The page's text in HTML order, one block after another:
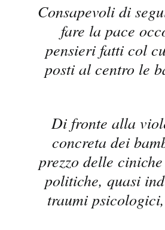
Consapevoli di
fare la pace
pensieri fatti col
posti al centro le
Di fronte alla
concreta dei
prezzo delle
politiche, quasi
traumi